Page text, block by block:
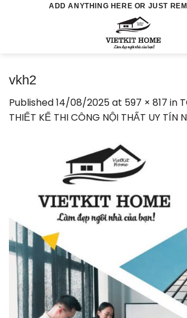
ADD ANYTHING HERE OR JUST
vkh2
Published14/08/2025at 597 × 817 in
THIẾT KẾ THI CÔNG NỘI THẤT UY TÍN